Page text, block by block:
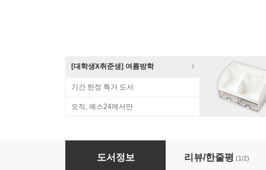
[대학생X취준생] 여름방학
기간 한정 특가 도서
오직, 예스24에서만
칼퇴를 부르는 엑셀 테크닉 122
도서정보 리뷰/한줄평 (1/2)